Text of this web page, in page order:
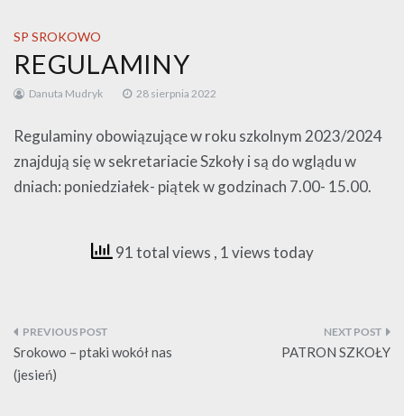
SP SROKOWO
REGULAMINY
Danuta Mudryk 28 sierpnia 2022
Regulaminy obowiązujące w roku szkolnym 2023/2024
znajdują się w sekretariacie Szkoły i są do wglądu w
dniach: poniedziałek- piątek w godzinach 7.00- 15.00.
91 total views , 1 views today
Nawigacja
wpisu
Srokowo – ptaki wokół nas
(jesień)
PATRON SZKOŁY